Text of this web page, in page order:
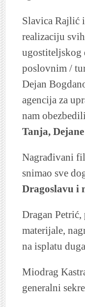
Slavica Rajlić
realizaciju
ugostiteljskog
poslovnim /
Dejan
agencija za
nam
Tanja,
Nagrađivani
snimao sve
Dragoslavu i
Dragan
materijale,
na isplatu
Miodrag
generalni